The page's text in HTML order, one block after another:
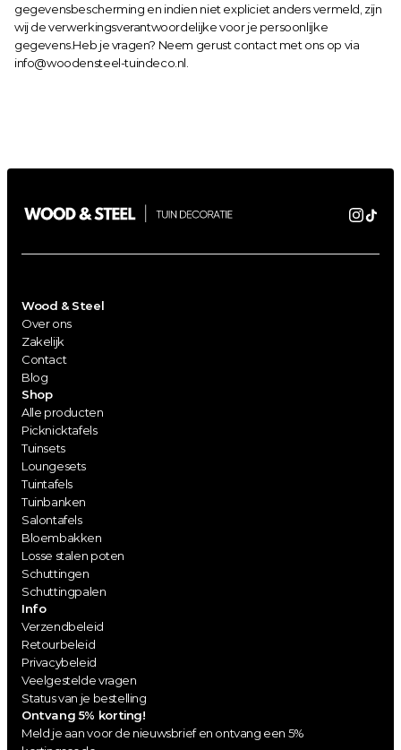
gegevensbescherming en indien niet expliciet anders vermeld, zijn
wij de verwerkingsverantwoordelijke voor je persoonlijke
info@woodensteel-tuindeco.nl
Wood & Steel
Over ons
Zakelijk
Contact
Blog
Shop
Alle producten
Picknicktafels
Tuinsets
Loungesets
Tuintafels
Tuinbanken
Salontafels
Bloembakken
Losse stalen poten
Schuttingen
Schuttingpalen
Info
Verzendbeleid
Retourbeleid
Privacybeleid
Veelgestelde vragen
Status van je bestelling
Ontvang 5% korting!
Meld je aan voor de nieuwsbrief en ontvang een 5%